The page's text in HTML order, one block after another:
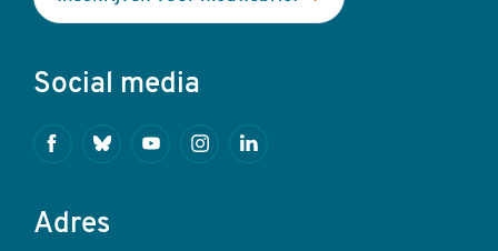
Social media
FacebookBlueskyYoutubeInstagramLinkedin
Adres